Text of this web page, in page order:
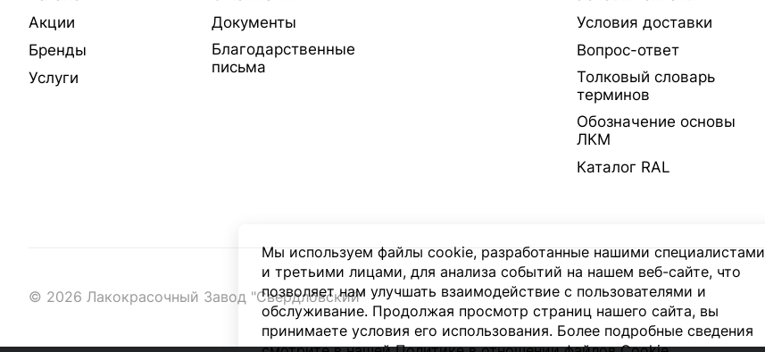
Акции
Бренды
Услуги
Документы
Благодарственные
письма
Условия доставки
Вопрос-ответ
Толковый словарь
терминов
Обозначение основы
ЛКМ
Каталог RAL
© 2026 Лакокрасочный Завод "Свердловский"
Мы используем файлы cookie, разработанные нашими специалистами
и третьими лицами, для анализа событий на нашем веб-сайте, что
позволяет нам улучшать взаимодействие с пользователями и
обслуживание. Продолжая просмотр страниц нашего сайта, вы
принимаете условия его использования. Более подробные сведения